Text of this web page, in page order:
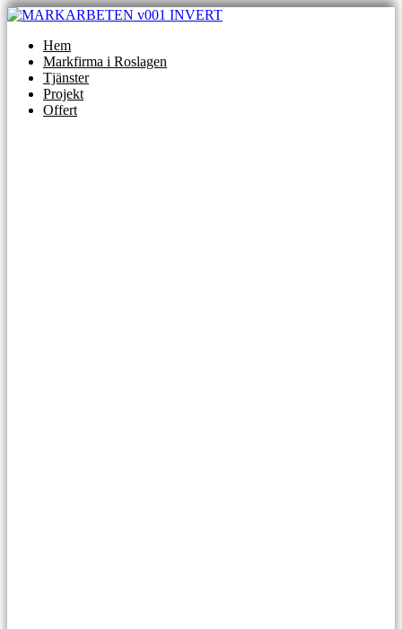
Skip
contentHem
Markfirma i Roslagen
Tjänster
Projekt
Offert